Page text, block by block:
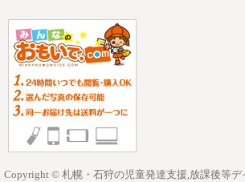
Copyright © 札幌・石狩の児童発達支援,放課後等